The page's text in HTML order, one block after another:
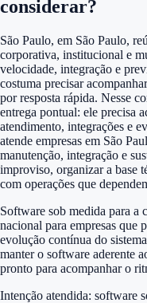
considerar?
São Paulo, em São Paulo,
corporativa, institucional e
velocidade, integração e
costuma precisar
por resposta rápida. Nesse
entrega pontual: ele precisa
atendimento, integrações e
atende empresas em São
manutenção, integração e
improviso, organizar a base
com operações que
Software sob medida para a
nacional para empresas que
evolução contínua do
manter o software aderente
pronto para acompanhar o
Intenção atendida: software